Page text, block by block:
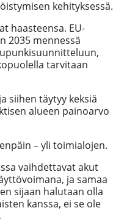
kehityksessä.
haasteensa. EU-
2035 mennessä
tarvitaan
siihen täytyy keksiä
alueen painoarvo
– yli toimialojen.
vaihdettavat akut
ja samaa
sijaan halutaan olla
kanssa, ei se ole